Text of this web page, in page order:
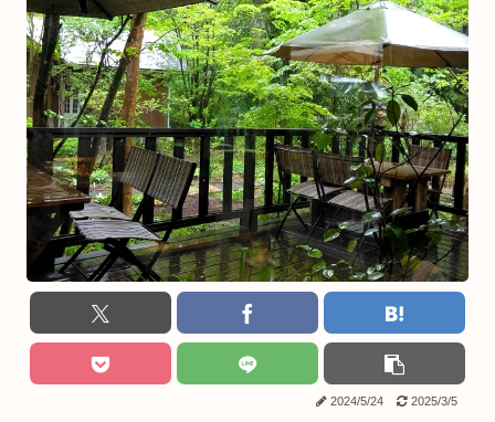
2024/5/24 2025/3/5